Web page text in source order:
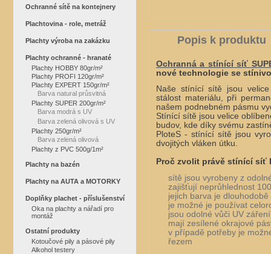
Popis k produktu
Ochranná a stínící síť
nové technologie se
Naše stínící sítě jsou
stálost materiálu, při
našem podnebném pásmu
Stínící sítě jsou velice
budov, kde díky svému
PloteS - stínící sítě jsou
dvojitých vláken útku.
Proč zvolit právě stínící síť
sítě jsou vyrobeny z
zajišťují neprůhlednost
jejich barva je dlouhodobě
je možné je používat
jsou odolné vůči UV záření
mají zesílené okrajové
v případě potřeby je
řezem
Ochranné sítě na kontejnery
Plachtovina - role, metráž
Plachty výroba na zakázku
Plachty ochranné - hranaté
Plachty HOBBY 80gr/m²
Plachty PROFI 120gr/m²
Plachty EXPERT 150gr/m²
Barva natural průsvitná
Plachty SUPER 200gr/m²
Barva modrá s UV
Barva zelená olivová s UV
Plachty 250gr/m²
Barva zelená olivová
Plachty z PVC 500g/1m²
Plachty na bazén
Plachty na AUTA a MOTORKY
Doplňky plachet - příslušenství
Oka na plachty a nářadí pro
montáž
Ostatní produkty
Kotoučové pily a pásové pily
Alkohol testery